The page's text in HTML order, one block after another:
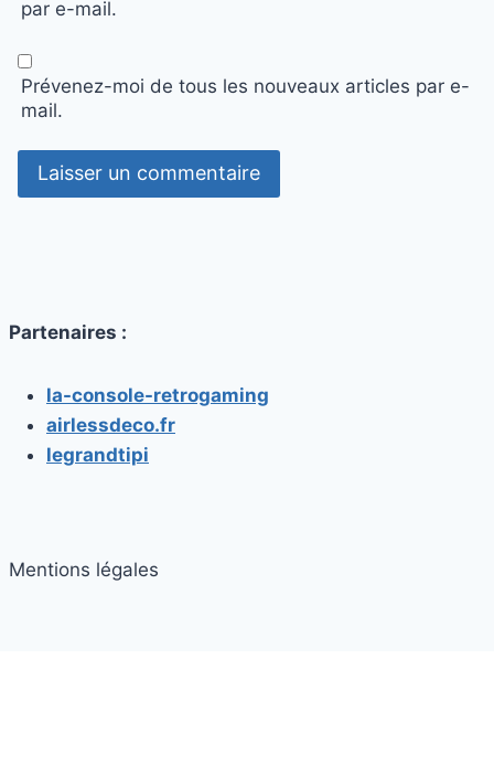
par e-mail.
Prévenez-moi de tous les nouveaux articles par e-
mail.
Partenaires :
la-console-retrogaming
airlessdeco.fr
legrandtipi
Mentions légales